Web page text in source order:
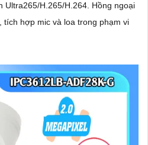
Ultra265/H.265/H.264. Hồng ngoại
tích hợp mic và loa trong phạm vi